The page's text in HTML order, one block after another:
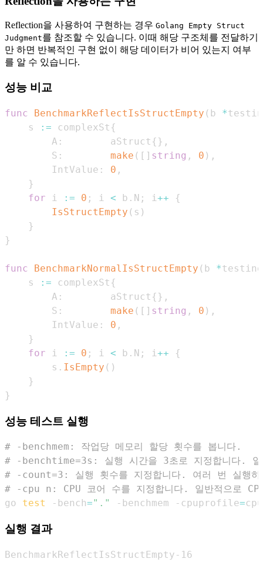
Reflection을 사용하여 구현하는 경우 Golang Empty Struct
Judgment를 참조할 수 있습니다. 이때 해당 구조체를 전달하기
만 하면 반복적인 구현 없이 해당 데이터가 비어 있는지 여부
를 알 수 있습니다.
성능 비교
func BenchmarkReflectIsStructEmpty ( b *
    s
:= complexSt {
        A
:
        aStruct
{ } ,
        S
: make ( [ ] string , 0 ) ,
        IntValue
: 0 ,
}
for i := 0 ; i < b . N ; i ++
{
IsStructEmpty ( s )
}
}
func BenchmarkNormalIsStructEmpty ( b *testing
    s
:= complexSt {
        A
:
        aStruct
{ } ,
        S
: make ( [ ] string , 0 ) ,
        IntValue
: 0 ,
}
for i := 0 ; i < b . N ; i ++
{
        s
. IsEmpty ( )
}
}
성능 테스트 실행
# -benchmem: 작업당 메모리 할당 횟수를 봅니다.
# -benchtime=3s: 실행 시간을 3초로 지정합니다. 일
# -count=3: 실행 횟수를 지정합니다. 여러 번 실행하
# -cpu n: CPU 코어 수를 지정합니다. 일반적으로
go test -bench="." -benchmem -cpuprofile=
실행 결과